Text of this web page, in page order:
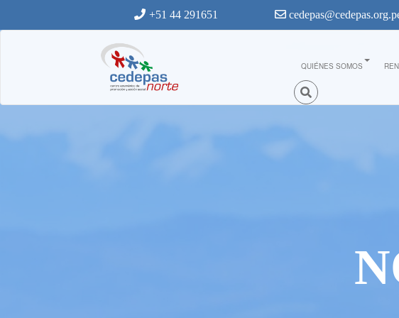
+51 44 291651
QUIÉNES SOMOS